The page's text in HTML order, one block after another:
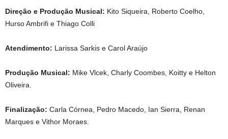
Direção e Produção Musical: Kito Siqueira, Roberto Coelho,
Hurso Ambrifi e Thiago Colli
Atendimento: Larissa Sarkis e Carol Araújo
Produção Musical: Mike Vlcek, Charly Coombes, Koitty e Helton
Oliveira.
Finalização: Carla Córnea, Pedro Macedo, Ian Sierra, Renan
Marques e Vithor Moraes.